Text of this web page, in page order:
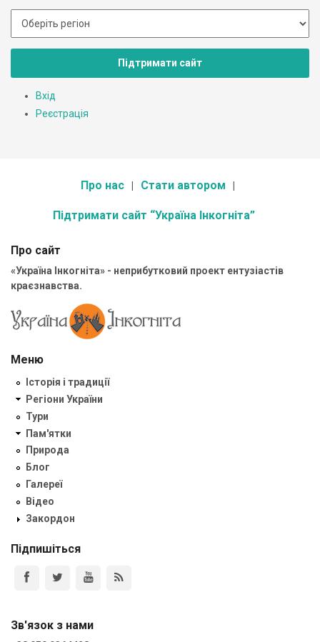
Підтримати сайт
Вхід
Реєстрація
Про нас Стати автором
Підтримати сайт “Україна Інкогніта”
Про сайт
«Україна Інкогніта» - неприбутковий проект ентузіастів
краєзнавства.
Меню
Історія і традиції
Регіони України
Тури
Пам'ятки
Природа
Блог
Галереї
Відео
Закордон
Підпишіться
Зв'язок з нами